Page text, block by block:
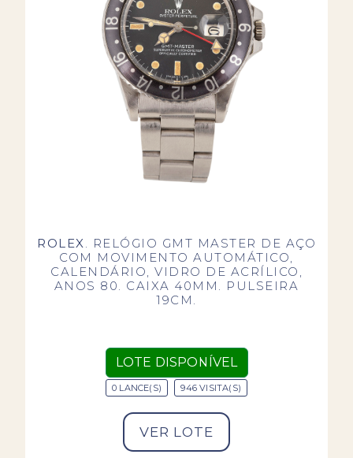
ROLEX
. RELÓGIO GMT MASTER DE AÇO
COM MOVIMENTO AUTOMÁTICO,
CALENDÁRIO, VIDRO DE ACRÍLICO,
ANOS 80. CAIXA 40MM. PULSEIRA
19CM.
LOTE DISPONÍVEL
0 LANCE(S) 946 VISITA(S)
VER LOTE